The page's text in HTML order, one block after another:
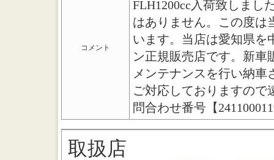
コメント
FLH1200cc入荷致しまし
はありません。この度は
います。当店は愛知県を
ン正規販売店です。新車
メンテナンスを行い納
ご対応しておりますので
問合わせ番号【
取扱店